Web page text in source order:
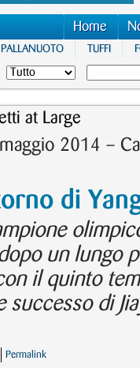
Home
PALLANUOTO TUFFI
at Large
2014 –
di
un lungo
il quinto
successo di
Permalink